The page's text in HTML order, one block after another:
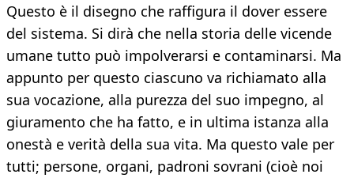
Questo è il disegno che raffigura il dover essere
del sistema. Si dirà che nella storia delle vicende
umane tutto può impolverarsi e contaminarsi. Ma
appunto per questo ciascuno va richiamato alla
sua vocazione, alla purezza del suo impegno, al
giuramento che ha fatto, e in ultima istanza alla
onestà e verità della sua vita. Ma questo vale per
tutti; persone, organi, padroni sovrani (cioè noi